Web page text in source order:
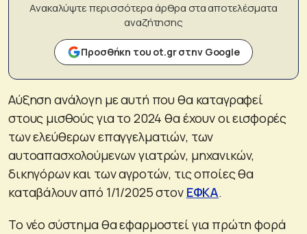
Ανακαλύψτε περισσότερα άρθρα στα αποτελέσματα
αναζήτησης
Προσθήκη του ot.gr στην Google
Αύξηση ανάλογη με αυτή που θα καταγραφεί
στους μισθούς για το 2024 θα έχουν οι εισφορές
των ελεύθερων επαγγελματιών, των
αυτοαπασχολούμενων γιατρών, μηχανικών,
δικηγόρων και των αγροτών, τις οποίες θα
καταβάλουν από 1/1/2025 στον ΕΦΚΑ.
Το νέο σύστημα θα εφαρμοστεί για πρώτη φορά